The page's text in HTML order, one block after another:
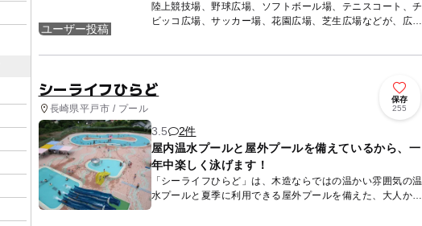
ユーザー投稿
陸上競技場、野球広場、ソフトボール場、テニスコート、チ
ビッコ広場、サッカー場、花園広場、芝生広場などが、広い
シーライフひらど
長崎県平戸市 / プール
保存
255
3.5
2件
屋内温水プールと屋外プールを備えているから、一
年中楽しく泳げます！
「シーライフひらど」は、木造ならではの温かい雰囲気の温
水プールと夏季に利用できる屋外プールを備えた、大人から
子供まで一年中楽しく泳げる施設です。 屋内プールには、